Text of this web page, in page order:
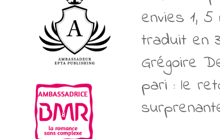
envies 1,
traduit en
Grégoire
pari : le